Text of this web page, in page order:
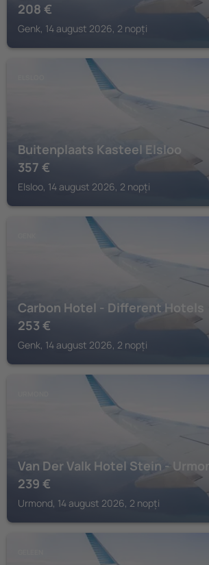
208 €
Genk, 14 august 2026, 2 nopți
Buitenplaats Kasteel Elsloo
357 €
Elsloo, 14 august 2026, 2 nopți
Carbon Hotel - Different Hotels
253 €
Genk, 14 august 2026, 2 nopți
Van Der Valk Hotel Stein -
239 €
Urmond, 14 august 2026, 2 nopți